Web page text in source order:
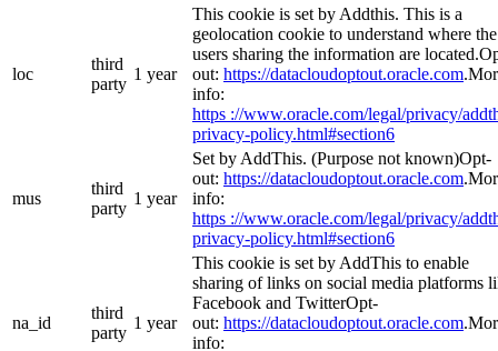
loc
third
party
1 year
This cookie is set by Addthis. This is a
geolocation cookie to understand where the
users sharing the information are
out: https://datacloudoptout.oracle.com
info:
https ://www.oracle.com/legal/privacy/
privacy-policy.html#section6
mus
third
party
1 year
Set by AddThis. (Purpose not known)Opt-
out: https://datacloudoptout.oracle.com
info:
https ://www.oracle.com/legal/privacy/
privacy-policy.html#section6
na_id
third
party
1 year
This cookie is set by AddThis to enable
sharing of links on social media platforms
Facebook and TwitterOpt-
out: https://datacloudoptout.oracle.com
info: